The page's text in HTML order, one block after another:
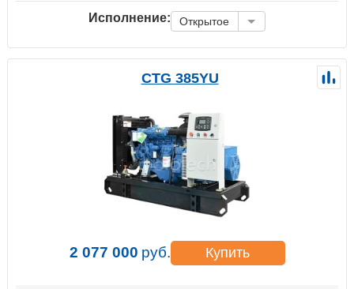
Исполнение: Открытое
CTG 385YU
2 077 000 руб. Купить